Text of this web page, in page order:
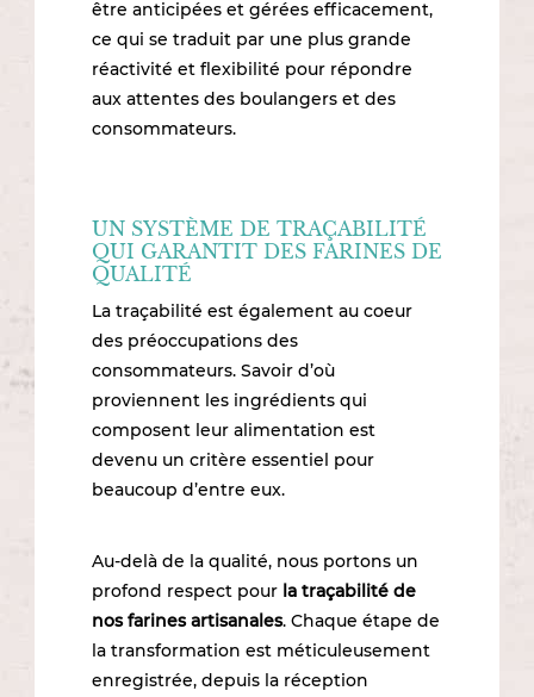
être anticipées et gérées efficacement,
ce qui se traduit par une plus grande
réactivité et flexibilité pour répondre
aux attentes des boulangers et des
consommateurs.
UN SYSTÈME DE TRAÇABILITÉ
QUI GARANTIT DES FARINES DE
QUALITÉ
La traçabilité est également au coeur
des préoccupations des
consommateurs. Savoir d’où
proviennent les ingrédients qui
composent leur alimentation est
devenu un critère essentiel pour
beaucoup d’entre eux.
Au-delà de la qualité, nous portons un
profond respect pour la traçabilité de
nos farines artisanales. Chaque étape de
la transformation est méticuleusement
enregistrée, depuis la réception